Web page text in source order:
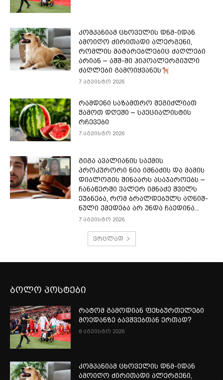
კომპანიამ ცხოველის დნმ-იდან
ამოიღო ძირითადი ალერგენი,
რომლის მატარებლებიც ძაღლები
არიან – აშშ-ში ჰიპოალერგიული
ძაღლები გამოიყვანეს
7 აგვისტო 2026
რამდენი საზამთრო შეგიძლიათ
ჭამოთ დღეში – სპეციალისტის
რჩევები
7 აგვისტო 2026
გიგა ავალიანის საქმის
პროკურორი ნია იმნაძის და მამის
დიალოგის შინაარს ასაჯაროებს –
ჩა­ნა­წერ­ში ვა­ლერ იმ­ნა­ძე შვილს
ეუბ­ნე­ბა, რომ ბრალ­დე­ბულს აღ­ნიშ­
ნუ­ლი ქმე­დე­ბა არ უნდა ჩა­ე­დი­ნა...
7 აგვისტო 2026
ვრცლად
ბოლო პოსტები
რატომ გამოდიან ფეხბურთელები
მოედანზე ბავშვებთან ერთად?
8 აგვისტო 2026
კომპანიამ ცხოველის დნმ-იდან
ამოიღო ძირითადი ალერგენი,